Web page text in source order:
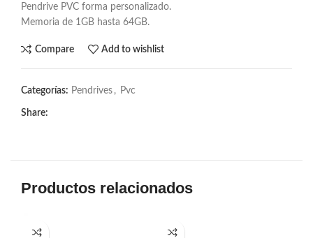
Pendrive PVC forma personalizado.
Memoria de 1GB hasta 64GB.
Compare Add to wishlist
Categorías: Pendrives , Pvc
Share:
Productos relacionados